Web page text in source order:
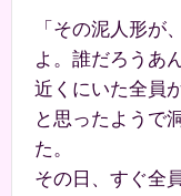
「その泥人形が
よ。誰だろうあ
近くにいた全員
と思ったようで
た。
その日、すぐ全